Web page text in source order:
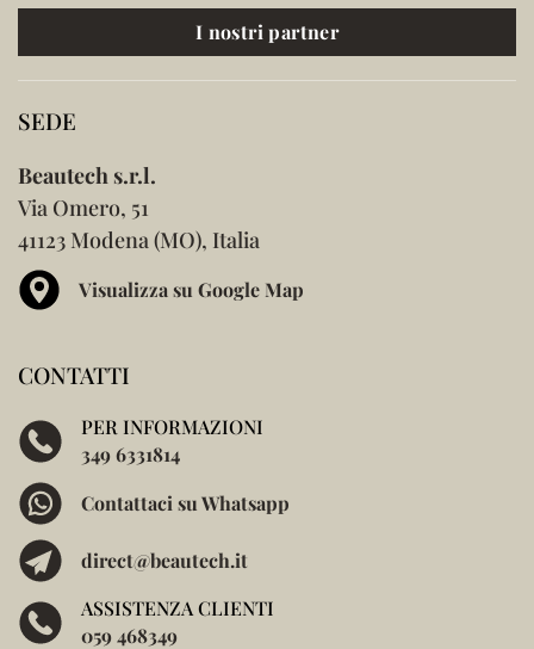
I nostri partner
SEDE
Beautech s.r.l.
Via Omero, 51
41123 Modena (MO), Italia
Visualizza su Google Map
CONTATTI
PER INFORMAZIONI
349 6331814
Contattaci su Whatsapp
direct@beautech.it
ASSISTENZA CLIENTI
059 468349